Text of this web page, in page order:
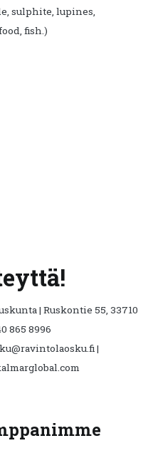
sulphite, lupines,
fish.)
| Ruskontie 55, 33710
865 8996
|